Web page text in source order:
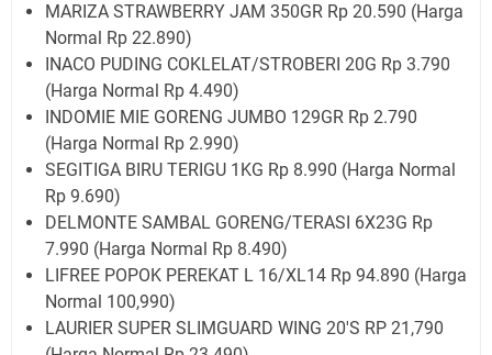
MARIZA STRAWBERRY JAM 350GR Rp 20.590 (Harga
Normal Rp 22.890)
INACO PUDING COKLELAT/STROBERI 20G Rp 3.790
(Harga Normal Rp 4.490)
INDOMIE MIE GORENG JUMBO 129GR Rp 2.790
(Harga Normal Rp 2.990)
SEGITIGA BIRU TERIGU 1KG Rp 8.990 (Harga Normal
Rp 9.690)
DELMONTE SAMBAL GORENG/TERASI 6X23G Rp
7.990 (Harga Normal Rp 8.490)
LIFREE POPOK PEREKAT L 16/XL14 Rp 94.890 (Harga
Normal 100,990)
LAURIER SUPER SLIMGUARD WING 20'S RP 21,790